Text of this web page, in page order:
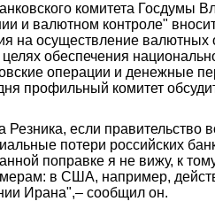
комитета Госдумы
и валютном контроле"
на осуществление
обеспечения
операции и денежные
профильный комитет
если правительство
потери российских
поправке я не вижу, к
в США, например,
Ирана",– сообщил он.